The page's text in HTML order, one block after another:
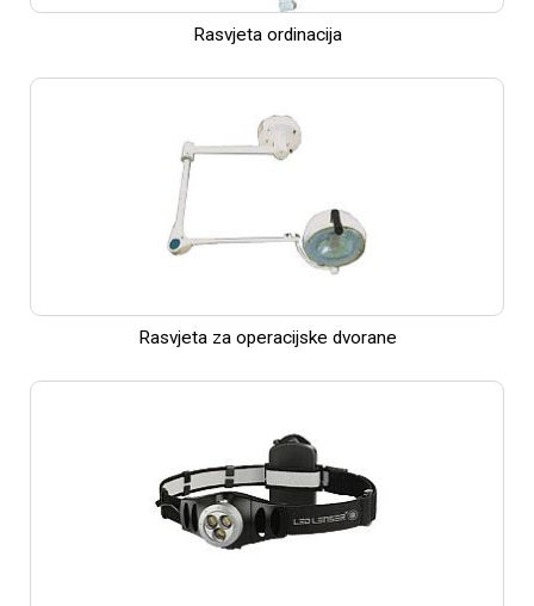
Rasvjeta ordinacija
Rasvjeta za operacijske dvorane